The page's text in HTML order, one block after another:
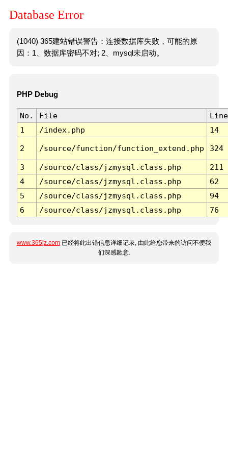
Database Error
(1040) 365建站错误警告：连接数据库失败，可能的原
因：1、数据库密码不对; 2、mysql未启动。
PHP Debug
No. File
Line
1
/index.php 14
2 /source/function/function_extend.php 324
3 /source/class/jzmysql.class.php
211
4
/source/class/jzmysql.class.php
62
5
/source/class/jzmysql.class.php
94
6
/source/class/jzmysql.class.php 76
www.365jz.com 已经将此出错信息详细记录, 由此给您带来的访问不便我
们深感歉意.